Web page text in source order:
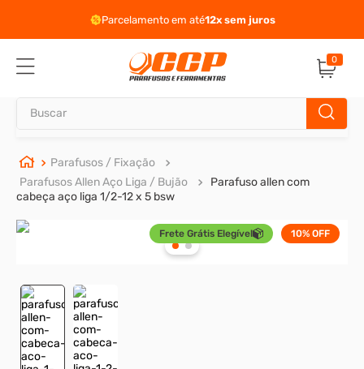
Parcelamento em até12x sem juros
0
Parafusos / Fixação
Parafusos Allen Aço Liga / Bujão
Parafuso allen com
cabeça aço liga 1/2-12 x 5 bsw
Frete Grátis Elegível 10% OFF
TERMOS MAIS BUSCADOS
1º
parafuso allen
5º
arruela
6º
cupilha
7º
sextavado